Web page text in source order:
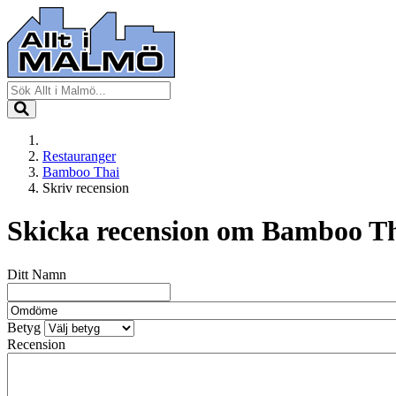
Restauranger
Bamboo Thai
Skriv recension
Skicka recension om Bamboo
Ditt Namn
Betyg
Recension